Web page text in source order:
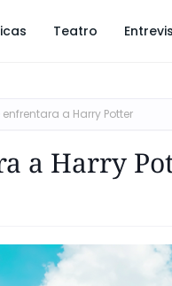
Teatro
a Harry Potter
a Harry